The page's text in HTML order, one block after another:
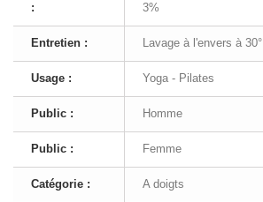
:
3%
Entretien : Lavage à l'envers à 30°
Usage : Yoga - Pilates
Public : Homme
Public : Femme
Catégorie : A doigts